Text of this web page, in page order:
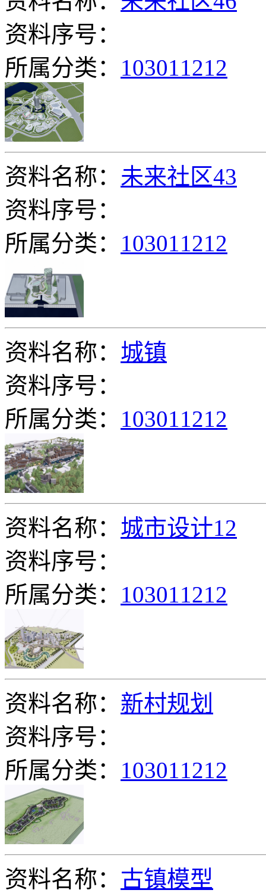
资料序号：
所属分类： 103011212
资料名称： 未来社区43
资料序号：
所属分类： 103011212
资料名称： 城镇
资料序号：
所属分类： 103011212
资料名称： 城市设计12
资料序号：
所属分类： 103011212
资料名称： 新村规划
资料序号：
所属分类： 103011212
资料名称： 古镇模型